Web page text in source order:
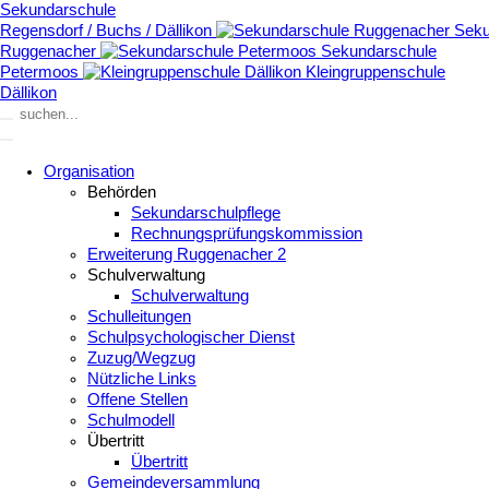
Sekundarschule
Regensdorf / Buchs / Dällikon
Ruggenacher
Sekundarschule
Petermoos
Kleingruppenschule
Dällikon
Organisation
Behörden
Sekundarschulpflege
Rechnungsprüfungskommission
Erweiterung Ruggenacher 2
Schulverwaltung
Schulverwaltung
Schulleitungen
Schulpsychologischer Dienst
Zuzug/Wegzug
Nützliche Links
Offene Stellen
Schulmodell
Übertritt
Übertritt
Gemeindeversammlung